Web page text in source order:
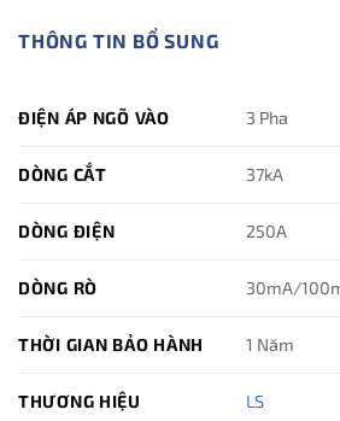
THÔNG TIN BỔ SUNG
ĐIỆN ÁP NGÕ VÀO 3 Pha
DÒNG CẮT 37kA
DÒNG ĐIỆN 250A
DÒNG RÒ 30mA/
THỜI GIAN BẢO HÀNH 1 Năm
THƯƠNG HIỆU LS